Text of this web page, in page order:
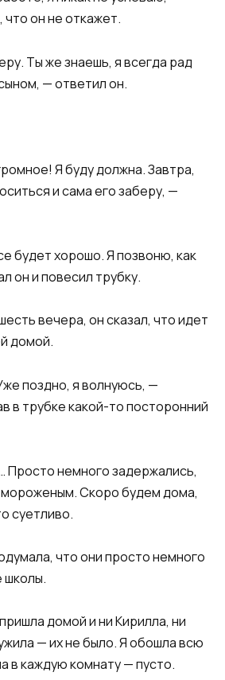
что он не откажет.​​
Ты же знаешь, я всегда рад
— ответил он.​​
Я буду должна. Завтра,
и сама его заберу, —
будет хорошо. Я позвоню, как
он и повесил трубку.​​
вечера, он сказал, что идет
домой.​​
поздно, я волнуюсь, —
в трубке какой-то посторонний
Просто немного задержались,
мороженым. Скоро будем дома,
суетливо.​​
что они просто немного
школы.​​
домой и ни Кирилла, ни
— их не было. Я обошла всю
в каждую комнату — пусто.